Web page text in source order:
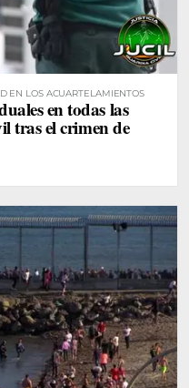
EN LOS ACUARTELAMIENTOS
en todas las
tras el crimen de